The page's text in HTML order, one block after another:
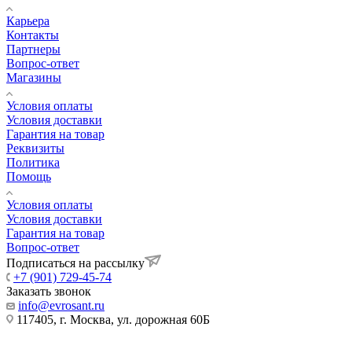
Карьера
Контакты
Партнеры
Вопрос-ответ
Магазины
Условия оплаты
Условия доставки
Гарантия на товар
Реквизиты
Политика
Помощь
Условия оплаты
Условия доставки
Гарантия на товар
Вопрос-ответ
Подписаться на рассылку
+7 (901) 729-45-74
Заказать звонок
info@evrosant.ru
117405, г. Москва, ул. дорожная 60Б